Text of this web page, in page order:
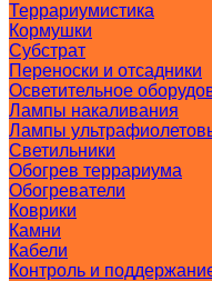
Террариумистика
Кормушки
Субстрат
Переноски и отсадники
Осветительное
Лампы накаливания
Лампы
Светильники
Обогрев террариума
Обогреватели
Коврики
Камни
Кабели
Контроль и